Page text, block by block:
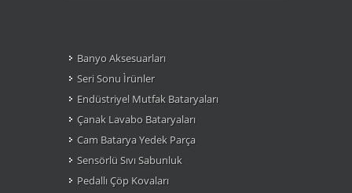
Banyo Aksesuarları
Seri Sonu Ìrünler
Endüstriyel Mutfak Bataryaları
Çanak Lavabo Bataryaları
Cam Batarya Yedek Parça
Sensörlü Sıvı Sabunluk
Pedallı Çöp Kovaları